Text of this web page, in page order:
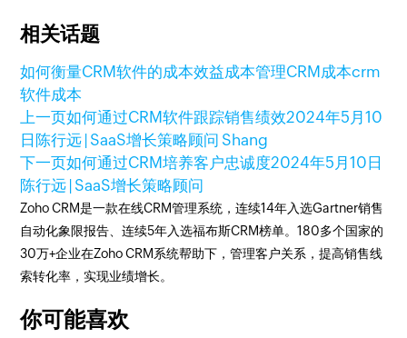
相关话题
如何衡量CRM软件的成本效益成本管理CRM成本crm
软件成本
上一页如何通过CRM软件跟踪销售绩效2024年5月10
日 陈行远 | SaaS增长策略顾问 Shang
下一页如何通过CRM培养客户忠诚度2024年5月10日
陈行远 | SaaS增长策略顾问
Zoho CRM是一款在线CRM管理系统，连续14年入选Gartner销售
自动化象限报告、连续5年入选福布斯CRM榜单。180多个国家的
30万+企业在Zoho CRM系统帮助下，管理客户关系，提高销售线
索转化率，实现业绩增长。
你可能喜欢